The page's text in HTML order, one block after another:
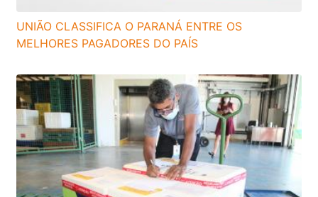
UNIÃO CLASSIFICA O PARANÁ ENTRE OS
MELHORES PAGADORES DO PAÍS